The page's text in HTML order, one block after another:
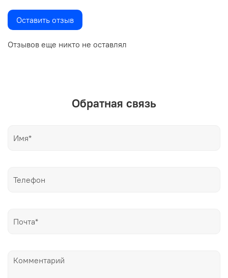
Отзывов еще никто не оставлял
Оставить отзыв
Обратная связь